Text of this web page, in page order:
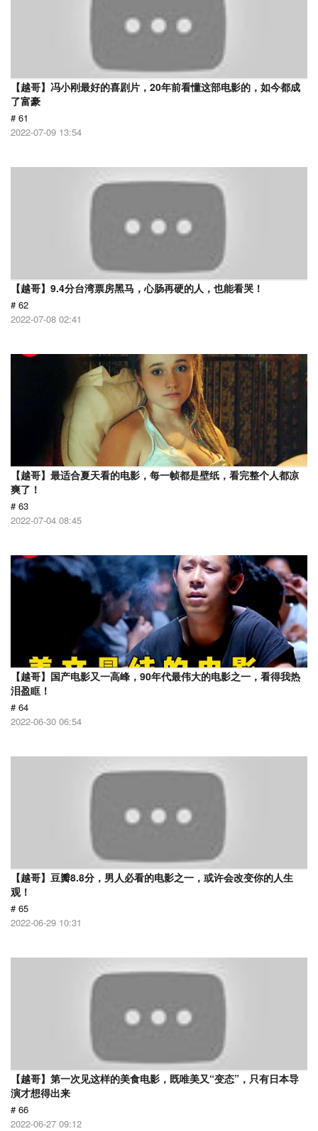
【越哥】冯小刚最好的喜剧片，20年前看懂这部电影的，如今都成
了富豪
# 61
2022-07-09 13:54
【越哥】9.4分台湾票房黑马，心肠再硬的人，也能看哭！
# 62
2022-07-08 02:41
【越哥】最适合夏天看的电影，每一帧都是壁纸，看完整个人都凉
爽了！
# 63
2022-07-04 08:45
【越哥】国产电影又一高峰，90年代最伟大的电影之一，看得我热
泪盈眶！
# 64
2022-06-30 06:54
【越哥】豆瓣8.8分，男人必看的电影之一，或许会改变你的人生
观！
# 65
2022-06-29 10:31
【越哥】第一次见这样的美食电影，既唯美又“变态”，只有日本导
演才想得出来
# 66
2022-06-27 09:12